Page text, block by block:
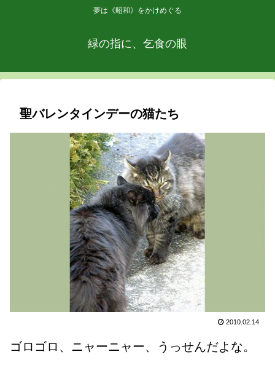
夢は《昭和》をかけめぐる
緑の指に、乞食の眼
聖バレンタインデーの猫たち
2010.02.14
ゴロゴロ、ニャーニャー、うっせんだよな。